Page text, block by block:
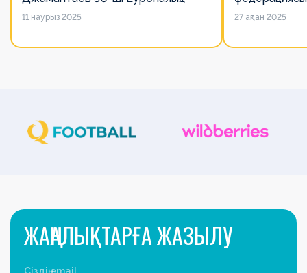
лигалар Бас ассамблеясына
11 наурыз 2025
есімін
27 ақпан 2025
ЖАҢАЛЫҚТАРҒА ЖАЗЫЛУ